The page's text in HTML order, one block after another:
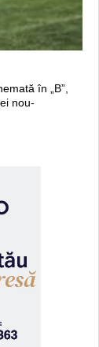
în „B”,
nou-